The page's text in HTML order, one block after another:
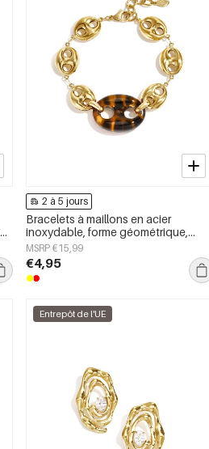
2 à 5 jours
Bracelets à maillons en acier
inoxydable, forme géométrique,
collection Simple Daily Simple, bijoux
pour femmes
MSRP €15,99
€4,95
Entrepôt de l'UE